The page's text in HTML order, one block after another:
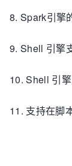
8. Spark引擎
9. Shell 引擎
10. Shell 引
11. 支持在脚